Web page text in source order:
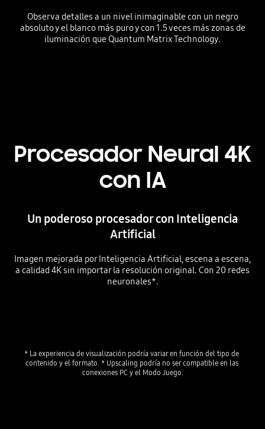
Observa detalles a un nivel inimaginable con un negro
absoluto y el blanco más puro y con 1.5 veces más zonas de
iluminación que Quantum Matrix Technology.
Procesador Neural 4K
con IA
Un poderoso procesador con Inteligencia
Artificial
Imagen mejorada por Inteligencia Artificial, escena a escena,
a calidad 4K sin importar la resolución original. Con 20 redes
neuronales*.
* La experiencia de visualización podría variar en función del tipo de
contenido y el formato. * Upscaling podría no ser compatible en las